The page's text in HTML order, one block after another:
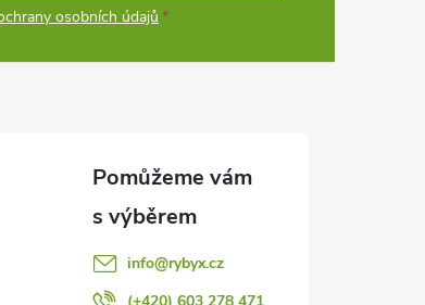
osobních údajů
info@rybyx.cz